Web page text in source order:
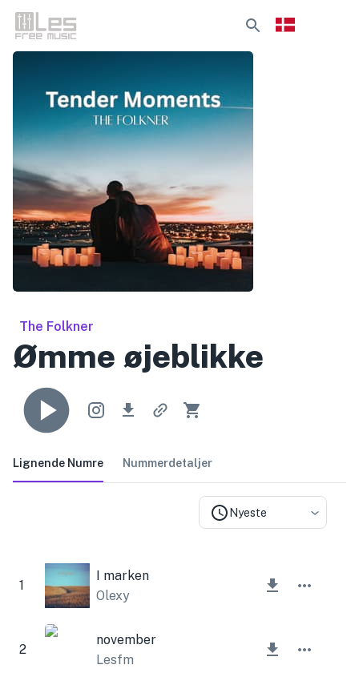
The Folkner
Ømme øjeblikke
Lignende Numre Nummerdetaljer
Nyeste
1
I marken
Olexy
2
november
Lesfm